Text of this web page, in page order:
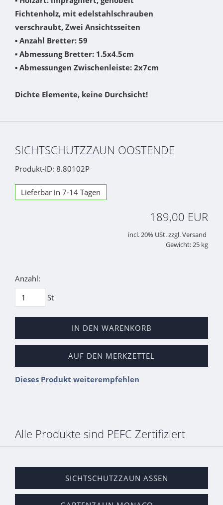
Fichtenholz, mit edelstahlschrauben
verschraubt, Zwei Ansichtsseiten
▪ Anzahl Bretter: 59
▪ Abmessung Bretter: 1.5x4.5cm
▪ Abmessungen Zwischenleiste: 2x7cm
Dichte Elemente, keine Durchsicht!
SICHTSCHUTZZAUN OOSTENDE
Produkt-ID: 8.80102P
Lieferbar in 7-14 Tagen
189,00 EUR
incl. 20% USt. zzgl. Versand
Gewicht: 25 kg
Anzahl:
St
IN DEN WARENKORB
AUF DEN MERKZETTEL
Dieses Produkt weiterempfehlen
Alle Produkte sind PEFC Zertifiziert
SICHTSCHUTZZAUN ASSEN